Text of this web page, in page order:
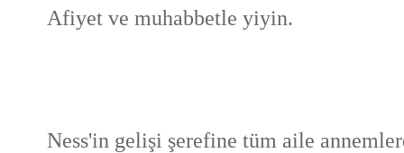
Afiyet ve muhabbetle yiyin.
Ness'in gelişi şerefine tüm aile